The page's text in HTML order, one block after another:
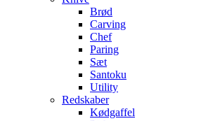
Brød
Carving
Chef
Paring
Sæt
Santoku
Utility
Redskaber
Kødgaffel